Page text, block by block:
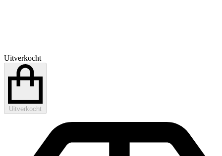
Uitverkocht
Uitverkocht